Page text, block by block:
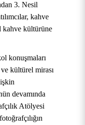
3. Nesil
kahve
kahve kültürüne
konuşmaları
ve kültürel mirası
devamında
Atölyesi